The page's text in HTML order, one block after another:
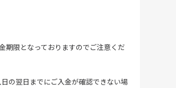
期限となっておりますのでご注意くだ
の翌日までにご入金が確認できない場